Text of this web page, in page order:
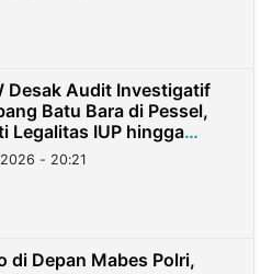
Desak Audit Investigatif
Batu Bara di Pessel,
Legalitas IUP hingga
- 20:21
di Depan Mabes Polri,